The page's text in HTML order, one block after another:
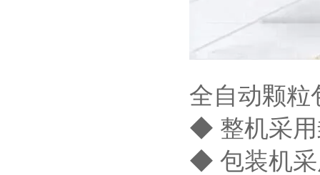
全自动颗粒
◆ 整机采用
◆ 包装机采